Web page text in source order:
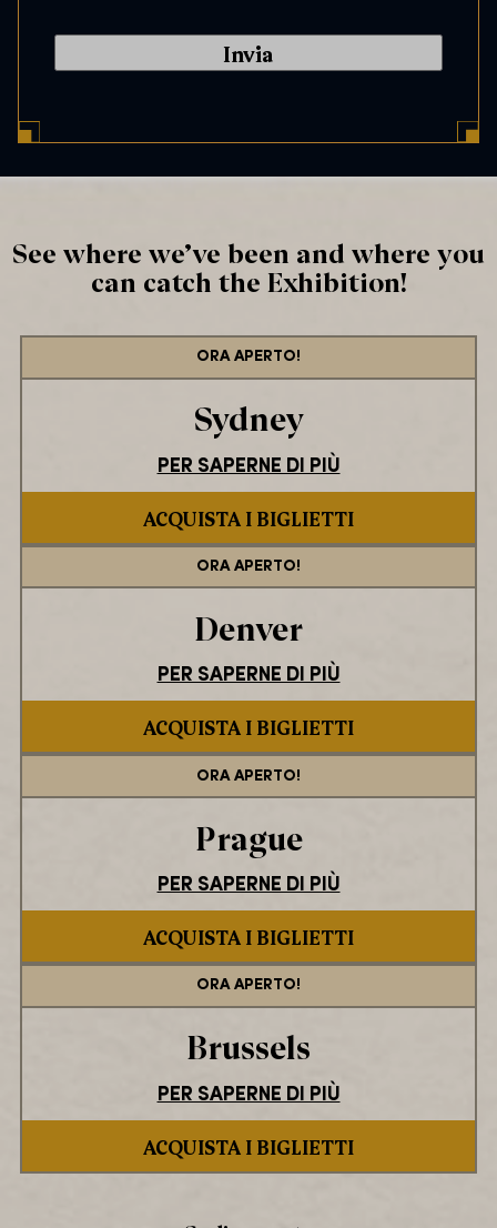
l
d
e
e
See where we’ve been and where you
can catch the Exhibition!
ORA APERTO!
Sydney
PER SAPERNE DI PIÙ
ACQUISTA I BIGLIETTI
ORA APERTO!
Denver
PER SAPERNE DI PIÙ
ACQUISTA I BIGLIETTI
ORA APERTO!
Prague
PER SAPERNE DI PIÙ
ACQUISTA I BIGLIETTI
ORA APERTO!
Brussels
PER SAPERNE DI PIÙ
ACQUISTA I BIGLIETTI